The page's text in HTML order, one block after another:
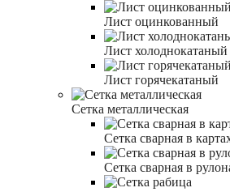
Лист оцинкованный
Лист холоднокатаный
Лист горячекатаный
Сетка металлическая
Сетка сварная в
Сетка сварная в